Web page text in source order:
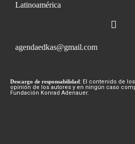
Latinoamérica
agendaedkas@gmail.com
Descargo de responsabilidad: El contenido de
opinión de los autores y en ningún caso
Fundación Konrad Adenauer.